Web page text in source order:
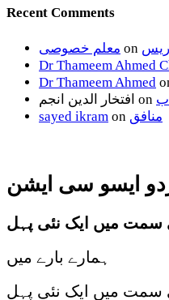
Recent Comments
معلم خصوصی on
Dr Thameem Ahmed
Dr Thameem Ahmed
افتخار الدین انجم on
sayed ikram on منافق
ایسو سی ایشن
سمت میں ایک نئی پہل
ہمارے بارے میں
سمت میں ایک نئی پہل